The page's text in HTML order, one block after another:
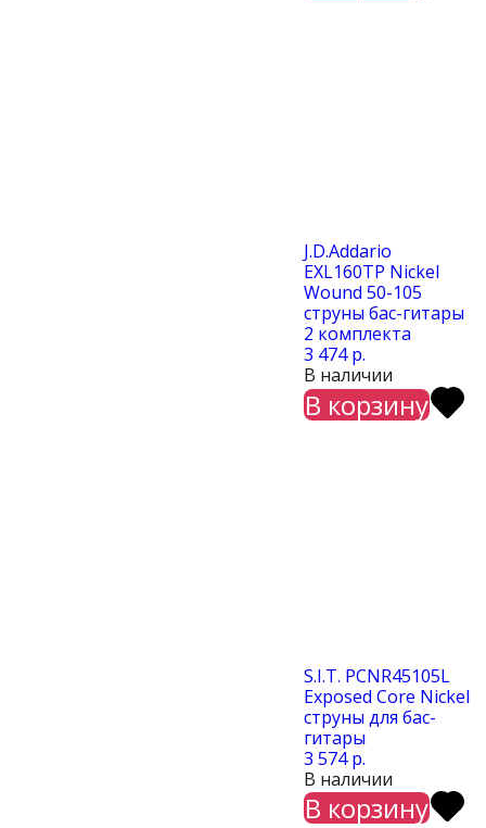
J.D.Addario
EXL160TP Nickel
Wound 50-105
струны бас-гитары
2 комплекта
3 474 р.
В наличии
В корзину
S.I.T. PCNR45105L
Exposed Core Nickel
струны для бас-
гитары
3 574 р.
В наличии
В корзину